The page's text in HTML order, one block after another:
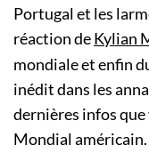
Portugal et les
réaction deKylian
mondiale et enfin
inédit dans les
dernières infos
Mondial américain.